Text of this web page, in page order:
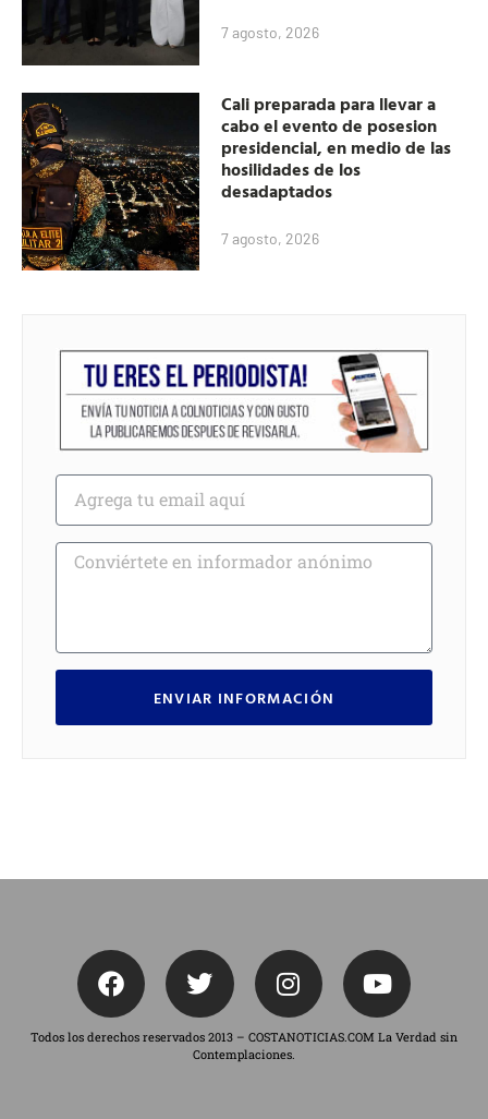
7 agosto, 2026
Cali preparada para llevar a
cabo el evento de posesion
presidencial, en medio de las
hosilidades de los
desadaptados
7 agosto, 2026
ENVIAR INFORMACIÓN
Todos los derechos reservados 2013 – COSTANOTICIAS.COM La Verdad sin
Contemplaciones.